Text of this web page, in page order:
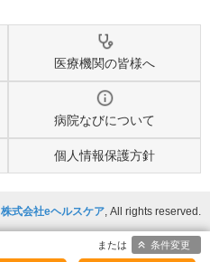
医療機関の皆様へ
病院なびについて
個人情報保護方針
株式会社eヘルスケア, All rights reserved.
条件変更